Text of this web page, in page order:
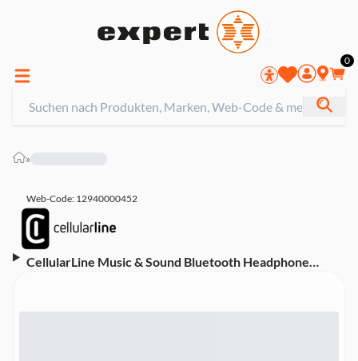
0
»
Web-Code: 12940000452
CellularLine Music & Sound Bluetooth Headphone